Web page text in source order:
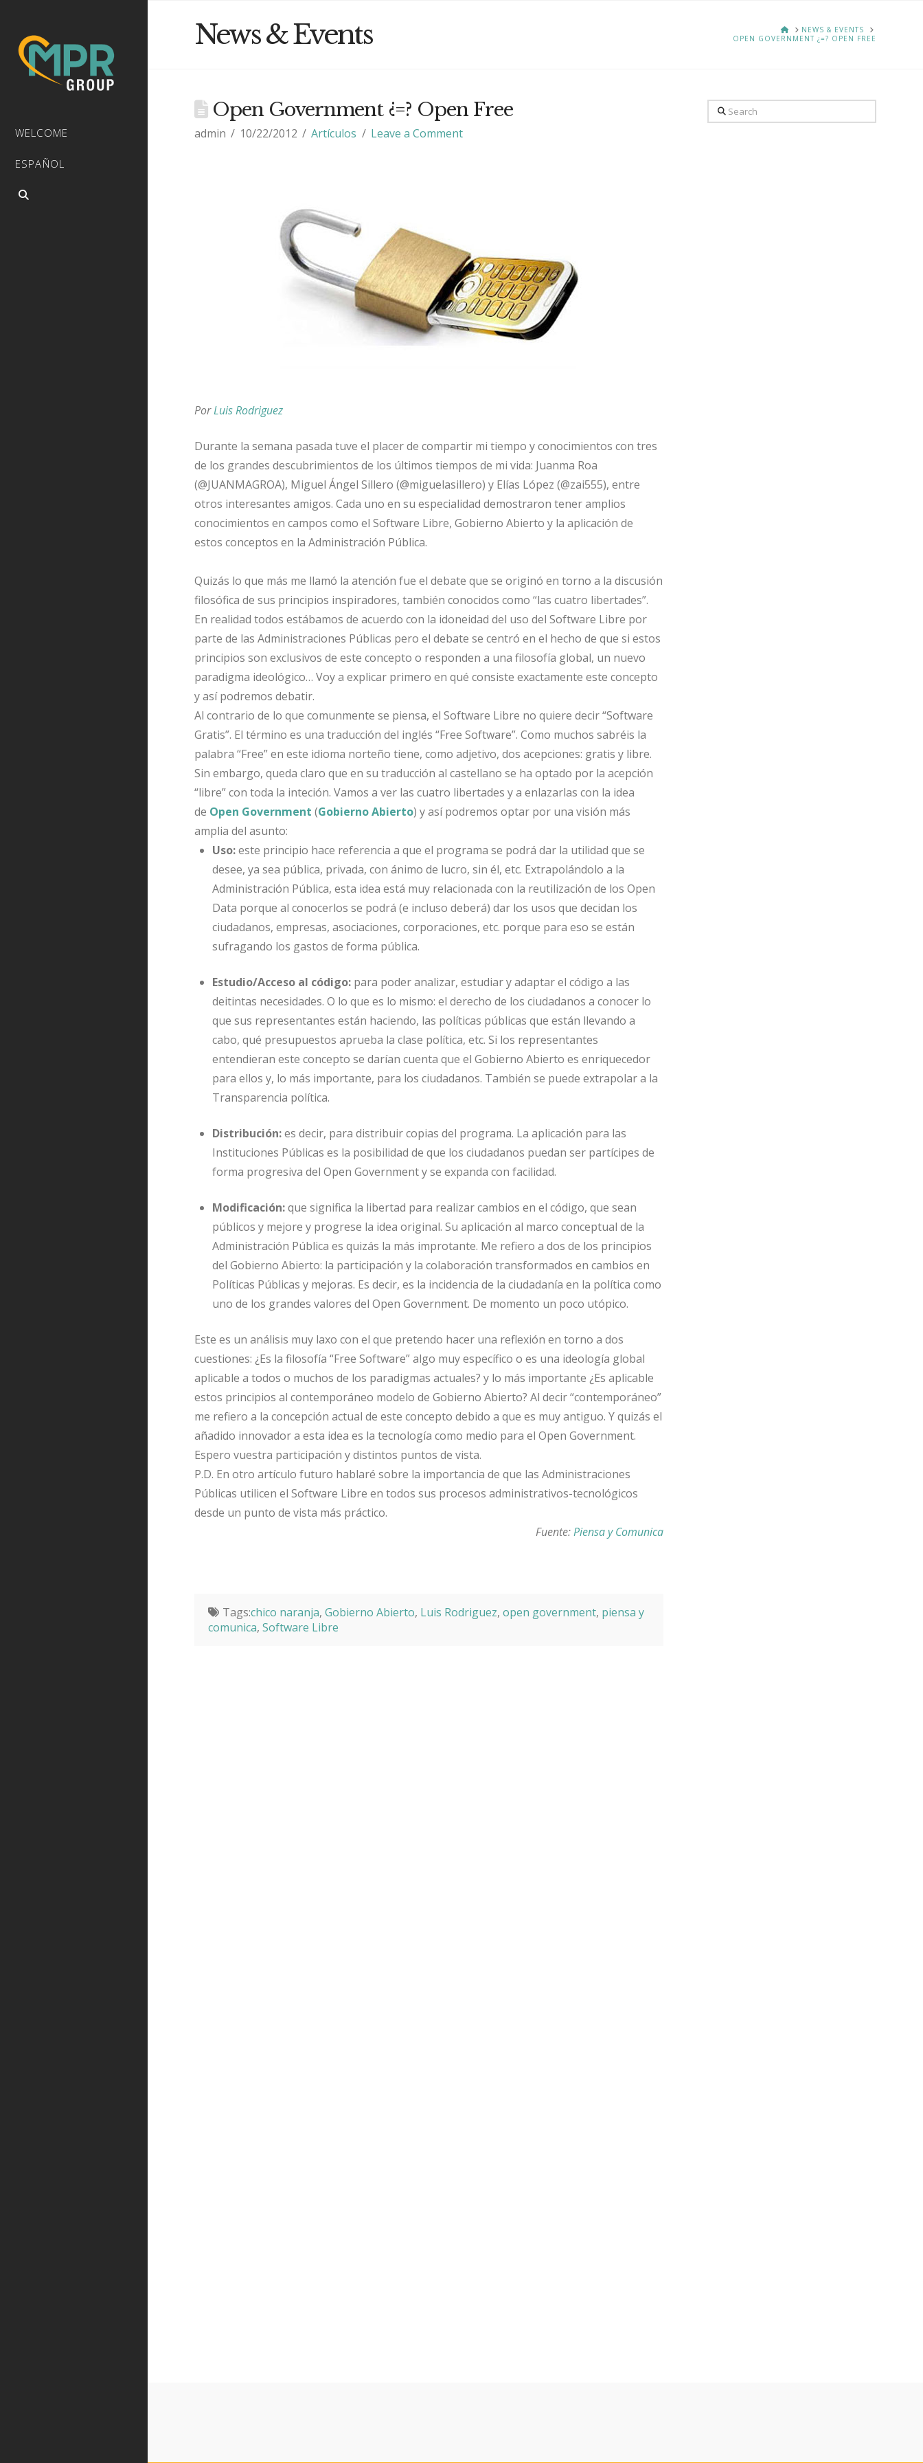
WELCOME
ESPAÑOL
News & Events HOMENEWS & EVENTS
OPEN GOVERNMENT ¿=? OPEN FREE
Open Government ¿=? Open Free
admin 10/22/2012 Artículos Leave a Comment
PorLuis Rodriguez
Durante la semana pasada tuve el placer de compartir mi tiempo y conocimientos con tres
de los grandes descubrimientos de los últimos tiempos de mi vida: Juanma Roa
(@JUANMAGROA), Miguel Ángel Sillero (@miguelasillero) y Elías López (@zai555), entre
otros interesantes amigos. Cada uno en su especialidad demostraron tener amplios
conocimientos en campos como el Software Libre, Gobierno Abierto y la aplicación de
estos conceptos en la Administración Pública.
Quizás lo que más me llamó la atención fue el debate que se originó en torno a la discusión
filosófica de sus principios inspiradores, también conocidos como “las cuatro libertades”.
En realidad todos estábamos de acuerdo con la idoneidad del uso del Software Libre por
parte de las Administraciones Públicas pero el debate se centró en el hecho de que si estos
principios son exclusivos de este concepto o responden a una filosofía global, un nuevo
paradigma ideológico… Voy a explicar primero en qué consiste exactamente este concepto
y así podremos debatir.
Al contrario de lo que comunmente se piensa, el Software Libre no quiere decir “Software
Gratis”. El término es una traducción del inglés “Free Software”. Como muchos sabréis la
palabra “Free” en este idioma norteño tiene, como adjetivo, dos acepciones: gratis y libre.
Sin embargo, queda claro que en su traducción al castellano se ha optado por la acepción
“libre” con toda la inteción. Vamos a ver las cuatro libertades y a enlazarlas con la idea
de Open Government (Gobierno Abierto) y así podremos optar por una visión más
amplia del asunto:
Uso:este principio hace referencia a que el programa se podrá dar la utilidad que se
desee, ya sea pública, privada, con ánimo de lucro, sin él, etc. Extrapolándolo a la
Administración Pública, esta idea está muy relacionada con la reutilización de los Open
Data porque al conocerlos se podrá (e incluso deberá) dar los usos que decidan los
ciudadanos, empresas, asociaciones, corporaciones, etc. porque para eso se están
sufragando los gastos de forma pública.
Estudio/Acceso al código: para poder analizar, estudiar y adaptar el código a las
deitintas necesidades. O lo que es lo mismo: el derecho de los ciudadanos a conocer lo
que sus representantes están haciendo, las políticas públicas que están llevando a
cabo, qué presupuestos aprueba la clase política, etc. Si los representantes
entendieran este concepto se darían cuenta que el Gobierno Abierto es enriquecedor
para ellos y, lo más importante, para los ciudadanos. También se puede extrapolar a la
Transparencia política.
Distribución:es decir, para distribuir copias del programa. La aplicación para las
Instituciones Públicas es la posibilidad de que los ciudadanos puedan ser partícipes de
forma progresiva del Open Government y se expanda con facilidad.
Modificación:que significa la libertad para realizar cambios en el código, que sean
públicos y mejore y progrese la idea original. Su aplicación al marco conceptual de la
Administración Pública es quizás la más improtante. Me refiero a dos de los principios
del Gobierno Abierto: la participación y la colaboración transformados en cambios en
Políticas Públicas y mejoras. Es decir, es la incidencia de la ciudadanía en la política como
uno de los grandes valores del Open Government. De momento un poco utópico.
Este es un análisis muy laxo con el que pretendo hacer una reflexión en torno a dos
cuestiones: ¿Es la filosofía “Free Software” algo muy específico o es una ideología global
aplicable a todos o muchos de los paradigmas actuales? y lo más importante ¿Es aplicable
estos principios al contemporáneo modelo de Gobierno Abierto? Al decir “contemporáneo”
me refiero a la concepción actual de este concepto debido a que es muy antiguo. Y quizás el
añadido innovador a esta idea es la tecnología como medio para el Open Government.
Espero vuestra participación y distintos puntos de vista.
P.D. En otro artículo futuro hablaré sobre la importancia de que las Administraciones
Públicas utilicen el Software Libre en todos sus procesos administrativos-tecnológicos
desde un punto de vista más práctico.
Fuente:Piensa y Comunica
Tags:chico naranja, Gobierno Abierto, Luis Rodriguez, open government, piensa y
comunica, Software Libre
Search